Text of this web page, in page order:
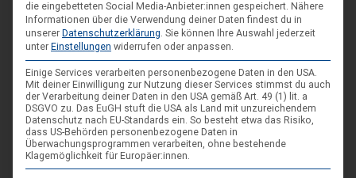
die eingebetteten Social Media-Anbieter:innen gespeichert. Nähere
Informationen über die Verwendung deiner Daten findest du in
unserer Datenschutzerklärung. Sie können Ihre Auswahl jederzeit
unter Einstellungen widerrufen oder anpassen.
Einige Services verarbeiten personenbezogene Daten in den USA.
Mit deiner Einwilligung zur Nutzung dieser Services stimmst du auch
der Verarbeitung deiner Daten in den USA gemäß Art. 49 (1) lit. a
DSGVO zu. Das EuGH stuft die USA als Land mit unzureichendem
Datenschutz nach EU-Standards ein. So besteht etwa das Risiko,
dass US-Behörden personenbezogene Daten in
Überwachungsprogrammen verarbeiten, ohne bestehende
Klagemöglichkeit für Europäer:innen.